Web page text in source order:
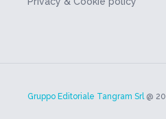
Gruppo Editoriale Tangram Srl@